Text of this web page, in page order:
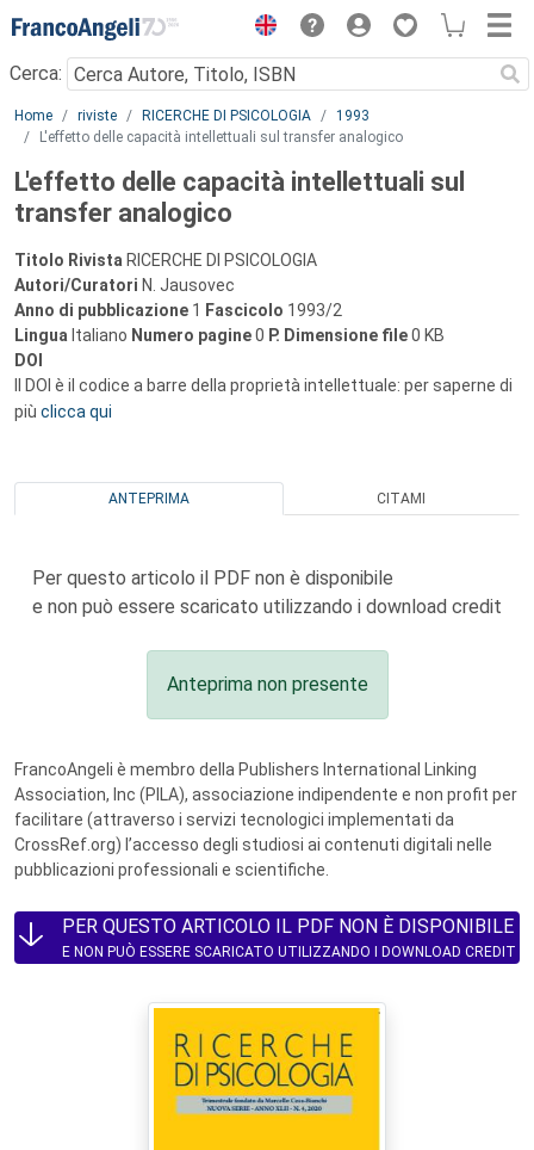
Menu
Cerca:
Main content
Home riviste RICERCHE DI PSICOLOGIA
1993
L'effetto delle capacità intellettuali sul transfer analogico
L'effetto delle capacità intellettuali sul
transfer analogico
Titolo Rivista RICERCHE DI PSICOLOGIA
Autori/Curatori N. Jausovec
Anno di pubblicazione 1 Fascicolo 1993/2
Lingua Italiano Numero pagine0 P. Dimensione file0 KB
DOI
Il DOI è il codice a barre della proprietà intellettuale: per saperne di
più clicca qui
ANTEPRIMA CITAMI
Per questo articolo il PDF non è disponibile
e non può essere scaricato utilizzando i download credit
Anteprima non presente
FrancoAngeli è membro della Publishers International Linking
Association, Inc (PILA), associazione indipendente e non profit per
facilitare (attraverso i servizi tecnologici implementati da
CrossRef.org) l’accesso degli studiosi ai contenuti digitali nelle
pubblicazioni professionali e scientifiche.
PER QUESTO ARTICOLO IL PDF NON È DISPONIBILE
E NON PUÒ ESSERE SCARICATO UTILIZZANDO I DOWNLOAD CREDIT